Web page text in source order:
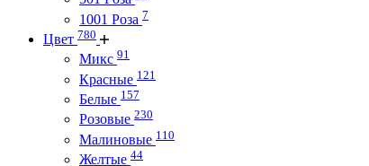
1001 Роза 7
Цвет 780
Микс 91
Красные 121
Белые 157
Розовые 230
Малиновые 110
Желтые 44